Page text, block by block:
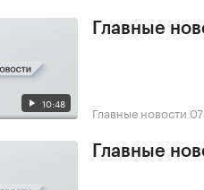
10:48
Главные
Главные новости
Главные